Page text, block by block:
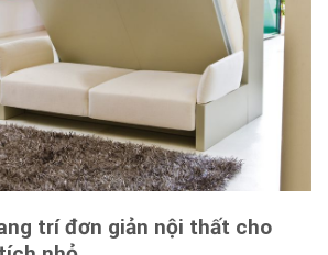
trí đơn giản nội thất cho